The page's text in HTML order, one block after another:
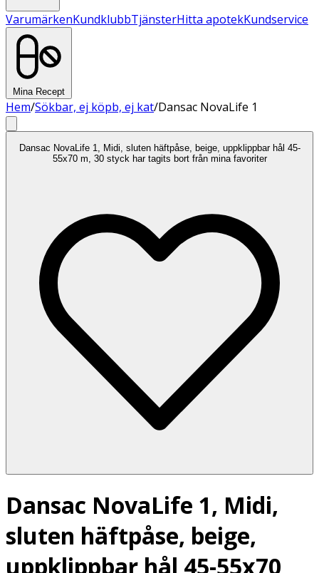
VarumärkenKundklubbTjänsterHitta apotekKundservice
Mina Recept
Hem/Sökbar, ej köpb, ej kat/Dansac NovaLife 1
Dansac NovaLife 1, Midi, sluten häftpåse, beige, uppklippbar hål 45-
55x70 m, 30 styck har tagits bort från mina favoriter
Dansac NovaLife 1, Midi,
sluten häftpåse, beige,
uppklippbar hål 45-55x70